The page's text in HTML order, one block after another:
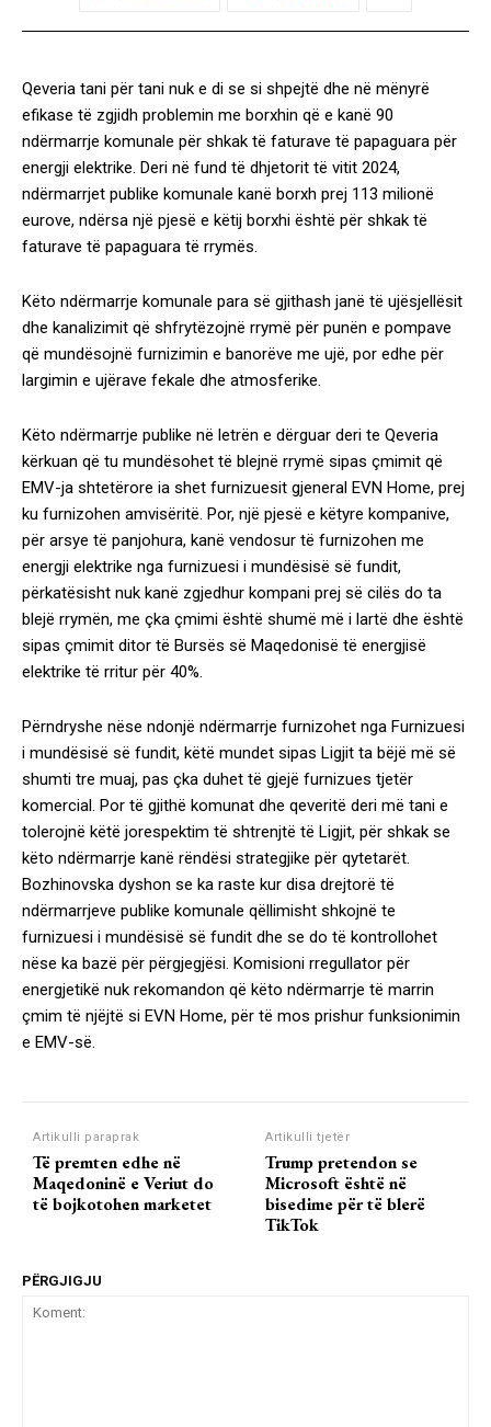
Qeveria tani për tani nuk e di se si shpejtë dhe në mënyrë
efikase të zgjidh problemin me borxhin që e kanë 90
ndërmarrje komunale për shkak të faturave të papaguara për
energji elektrike. Deri në fund të dhjetorit të vitit 2024,
ndërmarrjet publike komunale kanë borxh prej 113 milionë
eurove, ndërsa një pjesë e këtij borxhi është për shkak të
faturave të papaguara të rrymës.
Këto ndërmarrje komunale para së gjithash janë të ujësjellësit
dhe kanalizimit që shfrytëzojnë rrymë për punën e pompave
që mundësojnë furnizimin e banorëve me ujë, por edhe për
largimin e ujërave fekale dhe atmosferike.
Këto ndërmarrje publike në letrën e dërguar deri te Qeveria
kërkuan që tu mundësohet të blejnë rrymë sipas çmimit që
EMV-ja shtetërore ia shet furnizuesit gjeneral EVN Home, prej
ku furnizohen amvisëritë. Por, një pjesë e këtyre kompanive,
për arsye të panjohura, kanë vendosur të furnizohen me
energji elektrike nga furnizuesi i mundësisë së fundit,
përkatësisht nuk kanë zgjedhur kompani prej së cilës do ta
blejë rrymën, me çka çmimi është shumë më i lartë dhe është
sipas çmimit ditor të Bursës së Maqedonisë të energjisë
elektrike të rritur për 40%.
Përndryshe nëse ndonjë ndërmarrje furnizohet nga Furnizuesi
i mundësisë së fundit, këtë mundet sipas Ligjit ta bëjë më së
shumti tre muaj, pas çka duhet të gjejë furnizues tjetër
komercial. Por të gjithë komunat dhe qeveritë deri më tani e
tolerojnë këtë jorespektim të shtrenjtë të Ligjit, për shkak se
këto ndërmarrje kanë rëndësi strategjike për qytetarët.
Bozhinovska dyshon se ka raste kur disa drejtorë të
ndërmarrjeve publike komunale qëllimisht shkojnë te
furnizuesi i mundësisë së fundit dhe se do të kontrollohet
nëse ka bazë për përgjegjësi. Komisioni rregullator për
energjetikë nuk rekomandon që këto ndërmarrje të marrin
çmim të njëjtë si EVN Home, për të mos prishur funksionimin
e EMV-së.
Artikulli paraprak
Të premten edhe në
Maqedoninë e Veriut do
të bojkotohen marketet
Artikulli tjetër
Trump pretendon se
Microsoft është në
bisedime për të blerë
TikTok
PËRGJIGJU